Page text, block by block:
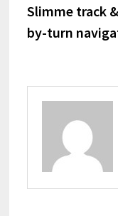
Slimme track
by-turn